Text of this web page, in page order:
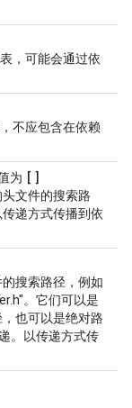
，可能会通过依
不应包含在依赖
为 []
文件的搜索路
递方式传播到依
搜索路径，例如
。它们可以是
也可以是绝对路
。以传递方式传